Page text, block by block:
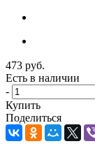
473 руб.
Есть в наличии
-
Купить
Поделиться